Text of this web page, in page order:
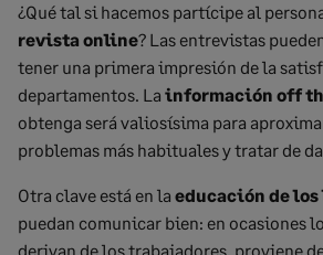
¿Qué tal si hacemos partícipe al
revista online? Las entrevistas
tener una primera impresión de la
departamentos. La información off
obtenga será valiosísima para
problemas más habituales y tratar de
Otra clave está en la educación de
puedan comunicar bien: en ocasiones
derivan de los trabajadores, proviene